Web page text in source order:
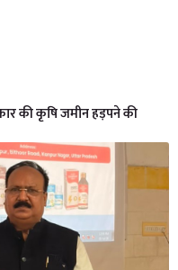
की कृषि जमीन हड़पने की